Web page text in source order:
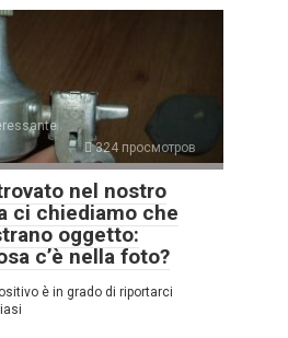
324 просмотров
nel nostro
ci chiediamo che
oggetto:
c’è nella foto?
è in grado di riportarci